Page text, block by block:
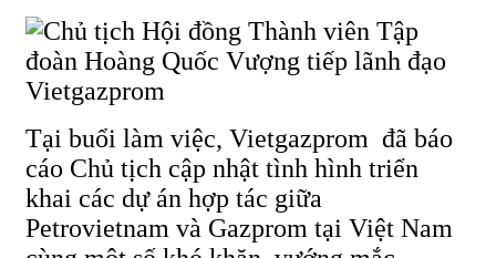
Tại buổi làm việc, Vietgazprom đã báo
cáo Chủ tịch cập nhật tình hình triển
khai các dự án hợp tác giữa
Petrovietnam và Gazprom tại Việt Nam